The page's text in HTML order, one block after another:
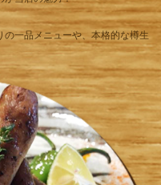
一品メニューや、本格的な樽生